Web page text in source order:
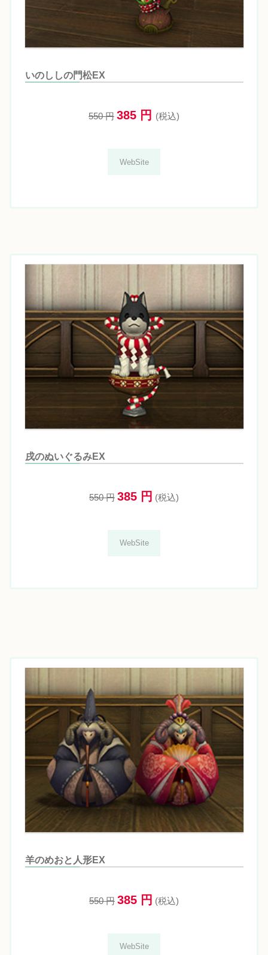
いのししの門松EX
550 円 385 円 (税込)
WebSite
戌のぬいぐるみEX
550 円 385 円 (税込)
WebSite
羊のめおと人形EX
550 円 385 円 (税込)
WebSite